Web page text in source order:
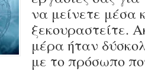
να μείνετε μέσα
ξεκουραστείτε.
μέρα ήταν
με το πρόσωπο